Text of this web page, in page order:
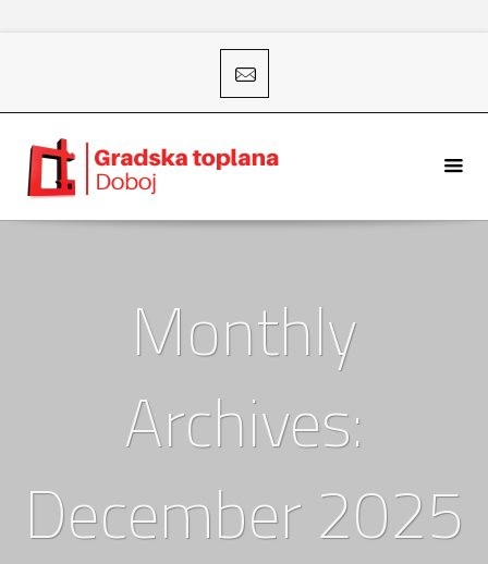
Monthly
Archives:
December 2025